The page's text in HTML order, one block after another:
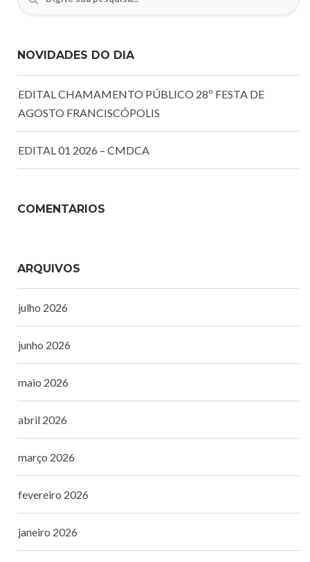
NOVIDADES DO DIA
EDITAL CHAMAMENTO PÚBLICO 28º FESTA DE
AGOSTO FRANCISCÓPOLIS
EDITAL 01 2026 – CMDCA
COMENTÁRIOS
ARQUIVOS
julho 2026
junho 2026
maio 2026
abril 2026
março 2026
fevereiro 2026
janeiro 2026